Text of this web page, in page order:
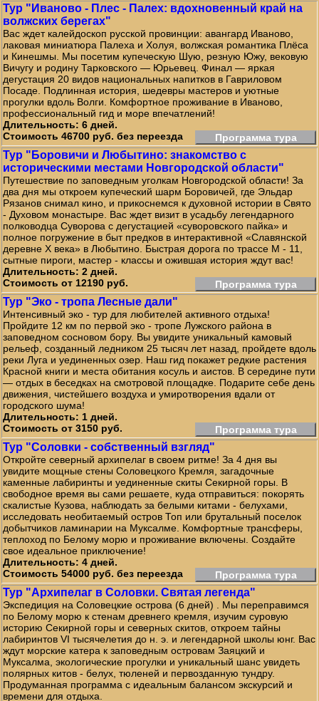
Тур "Иваново - Плес - Палех: вдохновенный край на
волжских берегах"
Вас ждет калейдоскоп русской провинции: авангард Иваново,
лаковая миниатюра Палеха и Холуя, волжская романтика Плёса
и Кинешмы. Мы посетим купеческую Шую, резную Южу, вековую
Вичугу и родину Тарковского — Юрьевец. Финал — яркая
дегустация 20 видов национальных напитков в Гавриловом
Посаде. Подлинная история, шедевры мастеров и уютные
прогулки вдоль Волги. Комфортное проживание в Иваново,
профессиональный гид и море впечатлений!
Длительность: 6 дней.
Стоимость 46700 руб. без переезда
Программа тура
Тур "Боровичи и Любытино: знакомство с
историческими местами Новгородской области"
Путешествие по заповедным уголкам Новгородской области! За
два дня мы откроем купеческий шарм Боровичей, где Эльдар
Рязанов снимал кино, и прикоснемся к духовной истории в Свято
- Духовом монастыре. Вас ждет визит в усадьбу легендарного
полководца Суворова с дегустацией «суворовского пайка» и
полное погружение в быт предков в интерактивной «Славянской
деревне X века» в Любытино. Быстрая дорога по трассе М - 11,
сытные пироги, мастер - классы и ожившая история ждут вас!
Длительность: 2 дней.
Стоимость от 12190 руб.
Программа тура
Тур "Эко - тропа Лесные дали"
Интенсивный эко - тур для любителей активного отдыха!
Пройдите 12 км по первой эко - тропе Лужского района в
заповедном сосновом бору. Вы увидите уникальный камовый
рельеф, созданный ледником 25 тысяч лет назад, пройдете вдоль
реки Луга и уединенных озер. Наш гид покажет редкие растения
Красной книги и места обитания косуль и аистов. В середине пути
— отдых в беседках на смотровой площадке. Подарите себе день
движения, чистейшего воздуха и умиротворения вдали от
городского шума!
Длительность: 1 дней.
Стоимость от 3150 руб.
Программа тура
Тур "Соловки - собственный взгляд"
Откройте северный архипелаг в своем ритме! За 4 дня вы
увидите мощные стены Соловецкого Кремля, загадочные
каменные лабиринты и уединенные скиты Секирной горы. В
свободное время вы сами решаете, куда отправиться: покорять
скалистые Кузова, наблюдать за белыми китами - белухами,
исследовать необитаемый остров Топ или брутальный поселок
добытчиков ламинарии на Муксалме. Комфортные трансферы,
теплоход по Белому морю и проживание включены. Создайте
свое идеальное приключение!
Длительность: 4 дней.
Стоимость 54000 руб. без переезда
Программа тура
Тур "Архипелаг в Соловки. Святая легенда"
Экспедиция на Соловецкие острова (6 дней) . Мы переправимся
по Белому морю к стенам древнего кремля, изучим суровую
историю Секирной горы и северных скитов, откроем тайны
лабиринтов VI тысячелетия до н. э. и легендарной школы юнг. Вас
ждут морские катера к заповедным островам Заяцкий и
Муксалма, экологические прогулки и уникальный шанс увидеть
полярных китов - белух, тюленей и первозданную тундру.
Продуманная программа с идеальным балансом экскурсий и
времени для отдыха.